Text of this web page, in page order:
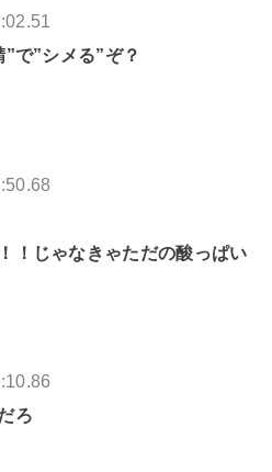
で”シメる”ぞ？
！じゃなきゃただの酸っぱい
ろ